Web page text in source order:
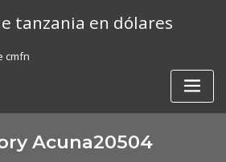
tanzania en dólares
cmfn
Acuna20504